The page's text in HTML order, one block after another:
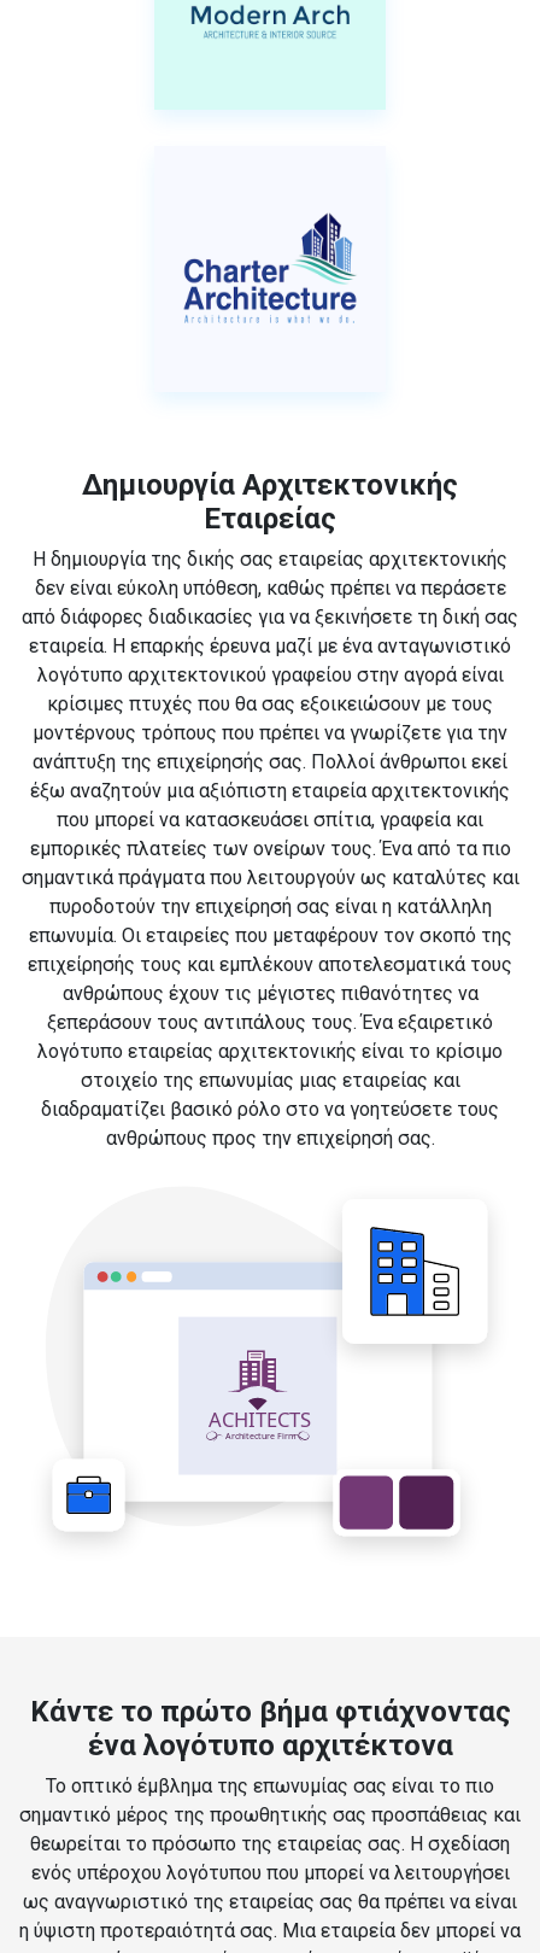
Δημιουργία Αρχιτεκτονικής
Εταιρείας
Η δημιουργία της δικής σας εταιρείας αρχιτεκτονικής
δεν είναι εύκολη υπόθεση, καθώς πρέπει να περάσετε
από διάφορες διαδικασίες για να ξεκινήσετε τη δική σας
εταιρεία. Η επαρκής έρευνα μαζί με ένα ανταγωνιστικό
λογότυπο αρχιτεκτονικού γραφείου στην αγορά είναι
κρίσιμες πτυχές που θα σας εξοικειώσουν με τους
μοντέρνους τρόπους που πρέπει να γνωρίζετε για την
ανάπτυξη της επιχείρησής σας. Πολλοί άνθρωποι εκεί
έξω αναζητούν μια αξιόπιστη εταιρεία αρχιτεκτονικής
που μπορεί να κατασκευάσει σπίτια, γραφεία και
εμπορικές πλατείες των ονείρων τους. Ένα από τα πιο
σημαντικά πράγματα που λειτουργούν ως καταλύτες και
πυροδοτούν την επιχείρησή σας είναι η κατάλληλη
επωνυμία. Οι εταιρείες που μεταφέρουν τον σκοπό της
επιχείρησής τους και εμπλέκουν αποτελεσματικά τους
ανθρώπους έχουν τις μέγιστες πιθανότητες να
ξεπεράσουν τους αντιπάλους τους. Ένα εξαιρετικό
λογότυπο εταιρείας αρχιτεκτονικής είναι το κρίσιμο
στοιχείο της επωνυμίας μιας εταιρείας και
διαδραματίζει βασικό ρόλο στο να γοητεύσετε τους
ανθρώπους προς την επιχείρησή σας.
Κάντε το πρώτο βήμα φτιάχνοντας
ένα λογότυπο αρχιτέκτονα
Το οπτικό έμβλημα της επωνυμίας σας είναι το πιο
σημαντικό μέρος της προωθητικής σας προσπάθειας και
θεωρείται το πρόσωπο της εταιρείας σας. Η σχεδίαση
ενός υπέροχου λογότυπου που μπορεί να λειτουργήσει
ως αναγνωριστικό της εταιρείας σας θα πρέπει να είναι
η ύψιστη προτεραιότητά σας. Μια εταιρεία δεν μπορεί να